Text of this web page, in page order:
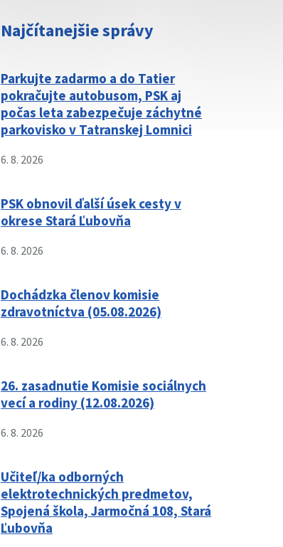
Najčítanejšie správy
Parkujte zadarmo a do Tatier
pokračujte autobusom, PSK aj
počas leta zabezpečuje záchytné
parkovisko v Tatranskej Lomnici
6. 8. 2026
PSK obnovil ďalší úsek cesty v
okrese Stará Ľubovňa
6. 8. 2026
Dochádzka členov komisie
zdravotníctva (05.08.2026)
6. 8. 2026
26. zasadnutie Komisie sociálnych
vecí a rodiny (12.08.2026)
6. 8. 2026
Učiteľ/ka odborných
elektrotechnických predmetov,
Spojená škola, Jarmočná 108, Stará
Ľubovňa